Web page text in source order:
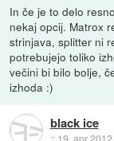
In če je to delo
nekaj opcij. Matrox
strinjava, splitter ni
potrebujejo toliko
večini bi bilo bolje,
izhoda :)
black ice
:: 19. apr